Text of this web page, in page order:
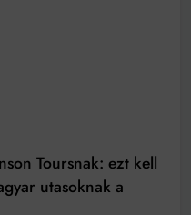
Toursnak: ezt kell
utasoknak a